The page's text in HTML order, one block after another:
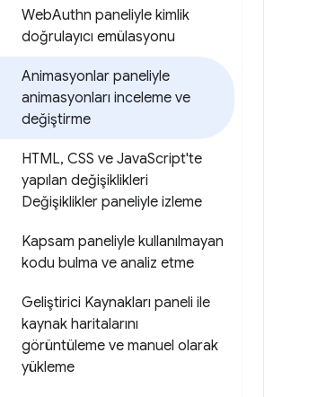
WebAuthn paneliyle kimlik
doğrulayıcı emülasyonu
Animasyonlar paneliyle
animasyonları inceleme ve
değiştirme
HTML, CSS ve JavaScript'te
yapılan değişiklikleri
Değişiklikler paneliyle izleme
Kapsam paneliyle kullanılmayan
kodu bulma ve analiz etme
Geliştirici Kaynakları paneli ile
kaynak haritalarını
görüntüleme ve manuel olarak
yükleme